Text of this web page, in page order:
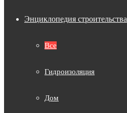
Энциклопедия строительства
Все
Гидроизоляция
Дом